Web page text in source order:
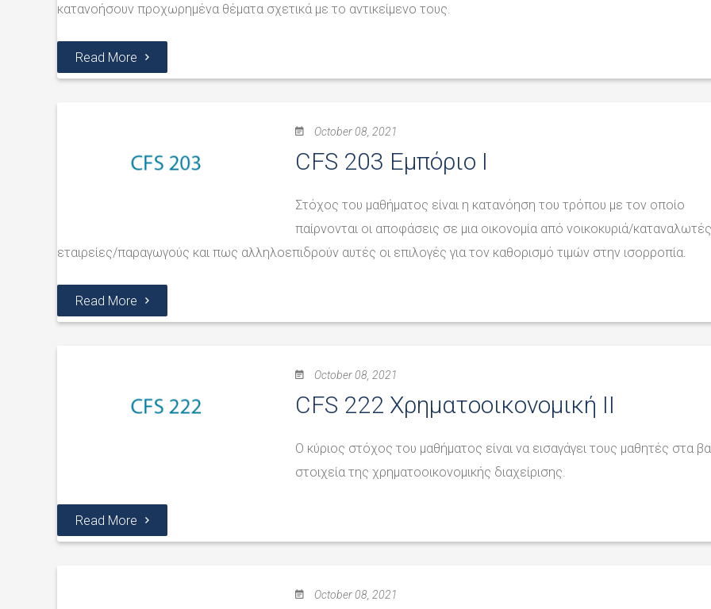
κατανοήσουν προχωρημένα θέματα σχετικά με το αντικείμενο τους.
Read More
October 08, 2021
CFS 203 Εμπόριο I
Στόχος του μαθήματος είναι η κατανόηση του τρόπου με τον οποίο
παίρνονται οι αποφάσεις σε μια οικονομία από νοικοκυριά/
εταιρείες/παραγωγούς και πως αλληλοεπιδρούν αυτές οι επιλογές για τον καθορισμό τιμών στην ισορροπία.
Read More
October 08, 2021
CFS 222 Χρηματοοικονομική II
Ο κύριος στόχος του μαθήματος είναι να εισαγάγει τους μαθητές στα
στοιχεία της χρηματοοικονομικής διαχείρισης.
Read More
October 08, 2021